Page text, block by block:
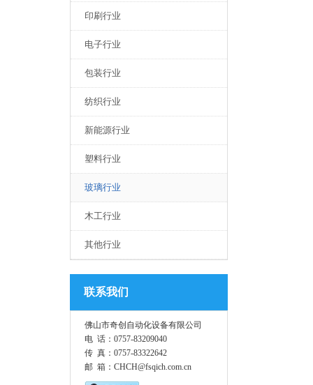
印刷行业
电子行业
包装行业
纺织行业
新能源行业
塑料行业
玻璃行业
木工行业
其他行业
联系我们
佛山市奇创自动化设备有限公司
电 话：0757-83209040
传 真：0757-83322642
邮 箱：CHCH@fsqich.com.cn